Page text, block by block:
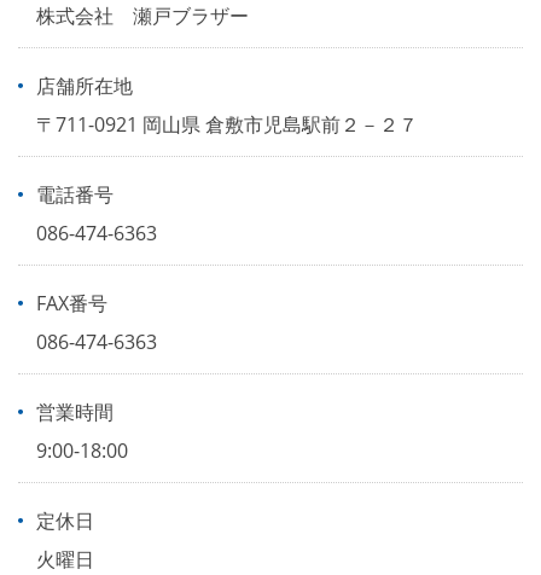
株式会社 瀬戸ブラザー
店舗所在地
〒711-0921 岡山県 倉敷市児島駅前２－２７
電話番号
086-474-6363
FAX番号
086-474-6363
営業時間
9:00-18:00
定休日
火曜日